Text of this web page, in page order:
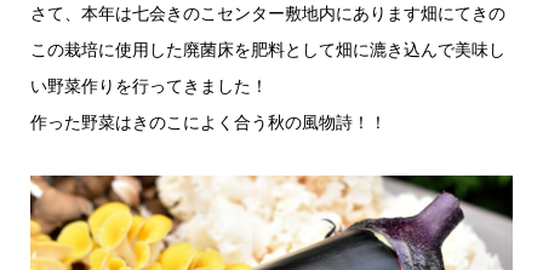
さて、本年は七会きのこセンター敷地内にあります畑にてきの
この栽培に使用した廃菌床を肥料として畑に漉き込んで美味し
い野菜作りを行ってきました！
作った野菜はきのこによく合う秋の風物詩！！